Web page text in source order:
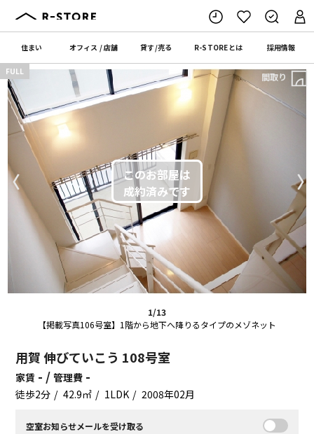
住まい オフィス /店舗 貸す/売る R-STOREとは 採用情報
1/13
【掲載写真106号室】1階から地下へ降りるタイプのメゾネット
〈 〉
FULL 間取り
用賀 伸びていこう 108号室
家賃 - /管理費 -
徒歩2分 42.9㎡ 1LDK 2008年02月
空室お知らせメールを受け取る